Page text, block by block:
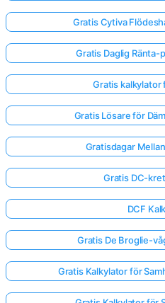
Gratis Cytiva
Gratis Daglig
Gratis kalkylator
Gratis Lösare för
Gratisdagar
Gratis DC-
DCF
Gratis De Broglie-
Gratis Kalkylator för